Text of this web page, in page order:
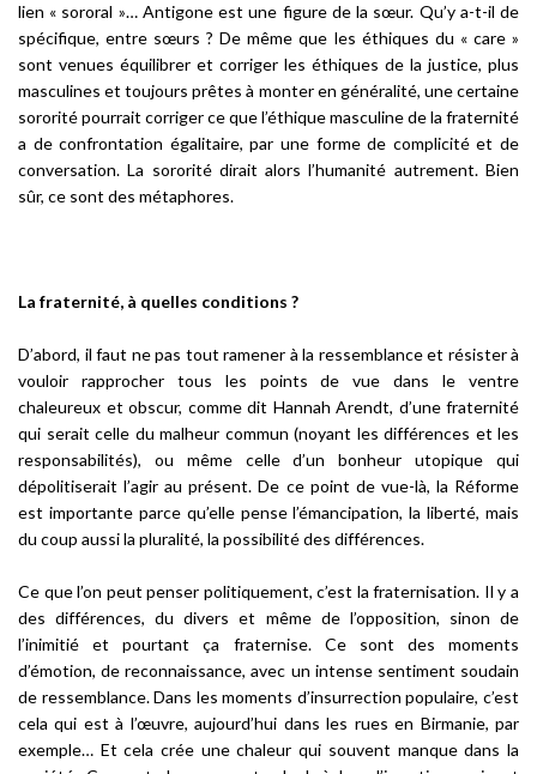
lien « sororal »… Antigone est une figure de la sœur. Qu’y a-t-il de
spécifique, entre sœurs ? De même que les éthiques du « care »
sont venues équilibrer et corriger les éthiques de la justice, plus
masculines et toujours prêtes à monter en généralité, une certaine
sororité pourrait corriger ce que l’éthique masculine de la fraternité
a de confrontation égalitaire, par une forme de complicité et de
conversation. La sororité dirait alors l’humanité autrement. Bien
sûr, ce sont des métaphores.
La fraternité, à quelles conditions ?
D’abord, il faut ne pas tout ramener à la ressemblance et résister à
vouloir rapprocher tous les points de vue dans le ventre
chaleureux et obscur, comme dit Hannah Arendt, d’une fraternité
qui serait celle du malheur commun (noyant les différences et les
responsabilités), ou même celle d’un bonheur utopique qui
dépolitiserait l’agir au présent. De ce point de vue-là, la Réforme
est importante parce qu’elle pense l’émancipation, la liberté, mais
du coup aussi la pluralité, la possibilité des différences.
Ce que l’on peut penser politiquement, c’est la fraternisation. Il y a
des différences, du divers et même de l’opposition, sinon de
l’inimitié et pourtant ça fraternise. Ce sont des moments
d’émotion, de reconnaissance, avec un intense sentiment soudain
de ressemblance. Dans les moments d’insurrection populaire, c’est
cela qui est à l’œuvre, aujourd’hui dans les rues en Birmanie, par
exemple… Et cela crée une chaleur qui souvent manque dans la